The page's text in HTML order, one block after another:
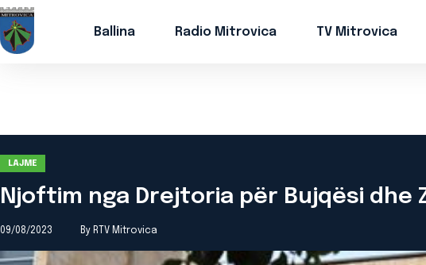
Ballina Radio Mitrovica TV Mitrovica
LAJME
Njoftim nga Drejtoria për Bujqësi dhe
09/08/2023 By RTV Mitrovica